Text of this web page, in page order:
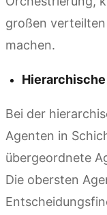
großen
machen.
Bei der
Agenten in
übergeordnete
Die obersten